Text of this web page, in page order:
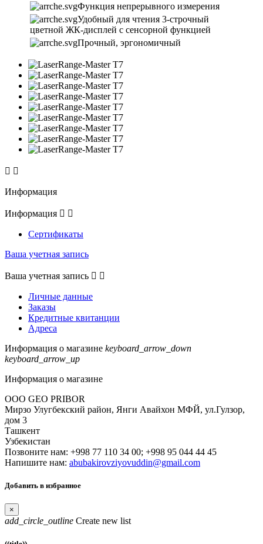
Функция непрерывного измерения
Удобный для чтения 3-строчный
цветной ЖК-дисплей с сенсорной функцией
Прочный, эргономичный
 
Информация
Информация  
Сертификаты
Ваша учетная запись
Ваша учетная запись  
Личные данные
Заказы
Кредитные квитанции
Адреса
Информация о магазине keyboard_arrow_down
keyboard_arrow_up
Информация о магазине
ООО GEO PRIBOR
Мирзо Улугбекский район, Янги Авайхон МФЙ, ул.Гулзор,
дом 3
Ташкент
Узбекистан
Позвоните нам: +998 77 110 34 00; +998 95 044 44 45
Напишите нам: abubakirovziyovuddin@gmail.com
Добавить в избранное
×
add_circle_outline Create new list